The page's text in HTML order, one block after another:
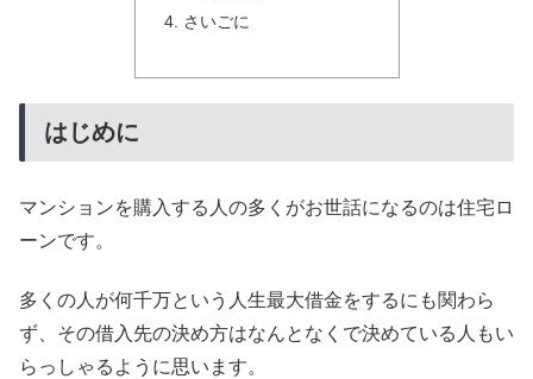
さいごに
はじめに
マンションを購入する人の多くがお世話になるのは住宅ロ
ーンです。
多くの人が何千万という人生最大借金をするにも関わら
ず、その借入先の決め方はなんとなくで決めている人もい
らっしゃるように思います。